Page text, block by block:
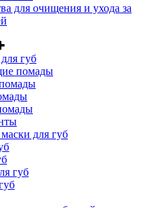
для очищения и ухода за
губ
помады
для губ
губ